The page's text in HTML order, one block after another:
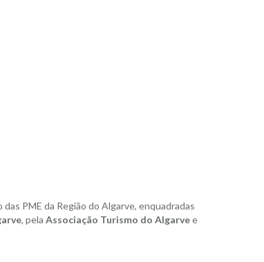
PME da Região do Algarve, enquadradas
, pela Associação Turismo do Algarvee